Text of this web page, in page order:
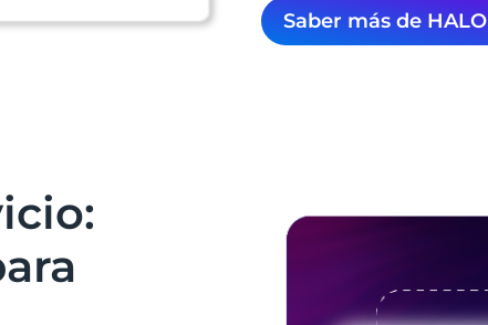
Saber más de HALO